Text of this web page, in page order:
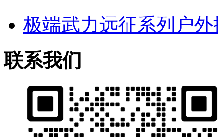
极端武力远征系列户
联系我们